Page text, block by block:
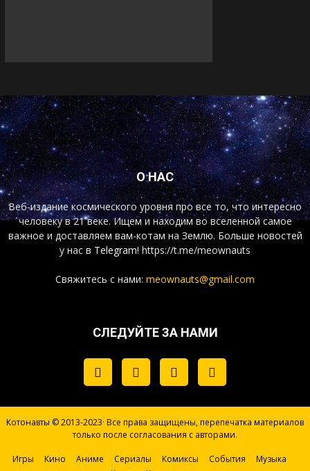
О НАС
Веб-издание космического уровня про все то, что интересно
человеку в 21 веке. Ищем и находим во вселенной самое
важное и доставляем вам-котам на Землю. Больше новостей
у нас в Telegram! https://t.me/meownauts
Свяжитесь с нами: meownauts@gmail.com
СЛЕДУЙТЕ ЗА НАМИ
Котонавты © 2013-2023· Все права защищены, перепечатка материалов
только после согласования с авторами.
Игры Кино Аниме Сериалы Комиксы События
Музыка